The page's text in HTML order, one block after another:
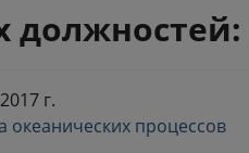
должностей:
г.
океанических процессов